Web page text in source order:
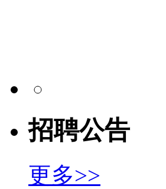
招聘公告
更多>>